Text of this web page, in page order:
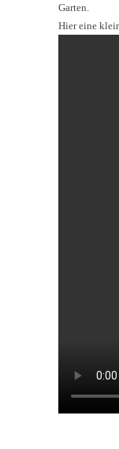
Garten.
Hier eine